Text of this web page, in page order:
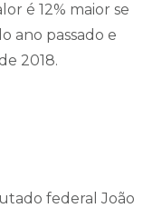
é 12% maior se
ano passado e
2018.
federal João